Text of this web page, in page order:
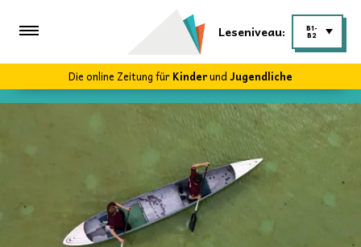
Leseniveau:
B1-
B2
Die online Zeitung fürKinderundJugendliche